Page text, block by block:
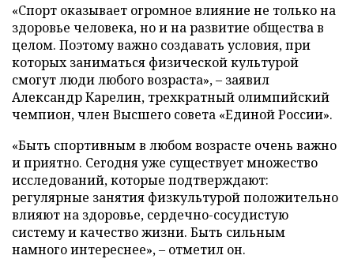
«Спорт оказывает огромное влияние не только на
здоровье человека, но и на развитие общества в
целом. Поэтому важно создавать условия, при
которых заниматься физической культурой
смогут люди любого возраста», – заявил
Александр Карелин, трехкратный олимпийский
чемпион, член Высшего совета «Единой России».
«Быть спортивным в любом возрасте очень важно
и приятно. Сегодня уже существует множество
исследований, которые подтверждают:
регулярные занятия физкультурой положительно
влияют на здоровье, сердечно-сосудистую
систему и качество жизни. Быть сильным
намного интереснее», – отметил он.